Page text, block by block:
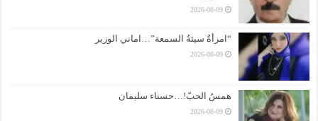
2026-08-09
“امرأةٌ سيئةُ السمعة”…اماني الوزير
2026-08-09
همسُ الحبّ!…حسناء سليمان
2026-08-09